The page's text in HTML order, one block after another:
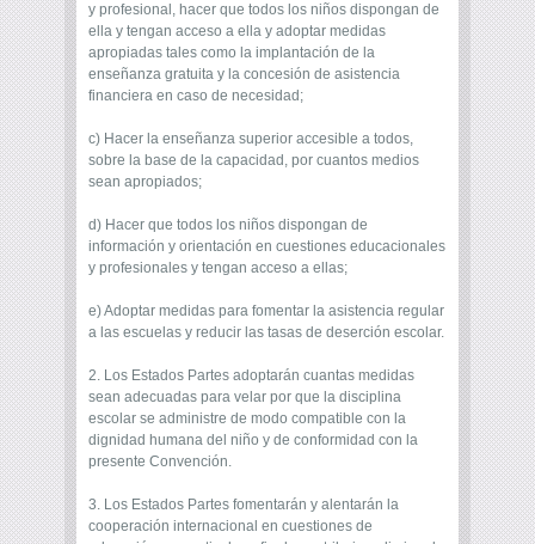
y profesional, hacer que todos los niños dispongan de
ella y tengan acceso a ella y adoptar medidas
apropiadas tales como la implantación de la
enseñanza gratuita y la concesión de asistencia
financiera en caso de necesidad;
c) Hacer la enseñanza superior accesible a todos,
sobre la base de la capacidad, por cuantos medios
sean apropiados;
d) Hacer que todos los niños dispongan de
información y orientación en cuestiones educacionales
y profesionales y tengan acceso a ellas;
e) Adoptar medidas para fomentar la asistencia regular
a las escuelas y reducir las tasas de deserción escolar.
2. Los Estados Partes adoptarán cuantas medidas
sean adecuadas para velar por que la disciplina
escolar se administre de modo compatible con la
dignidad humana del niño y de conformidad con la
presente Convención.
3. Los Estados Partes fomentarán y alentarán la
cooperación internacional en cuestiones de